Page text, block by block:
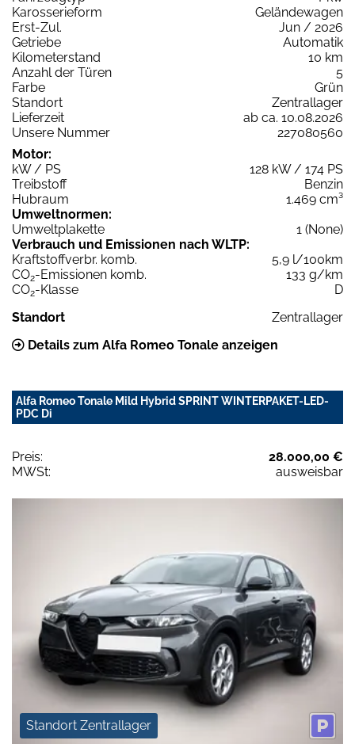
Karosserieform
Geländewagen
Erst-Zul.
Jun / 2026
Getriebe
Automatik
Kilometerstand
10 km
Anzahl der Türen
5
Farbe
Grün
Standort
Zentrallager
Lieferzeit
ab ca. 10.08.2026
Unsere Nummer
227080560
Motor:
kW / PS
128 kW / 174 PS
Treibstoff
Benzin
Hubraum
1.469 cm³
Umweltnormen:
Umweltplakette
1 (None)
Verbrauch und Emissionen nach WLTP:
Kraftstoffverbr. komb.
5,9 l/100km
CO2-Emissionen komb.
133 g/km
CO2-Klasse
D
Standort
Zentrallager
Details zum Alfa Romeo Tonale anzeigen
Alfa Romeo Tonale Mild Hybrid SPRINT WINTERPAKET-LED-
PDC Di
Preis:
28.000,00 €
MWSt:
ausweisbar
Standort Zentrallager